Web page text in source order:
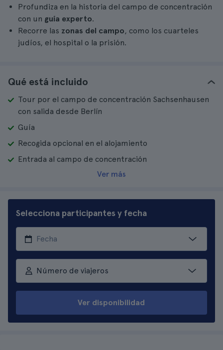
Profundiza en la historia del campo de concentración
con un guía experto.
Recorre las zonas del campo, como los cuarteles
judíos, el hospital o la prisión.
Qué está incluido
Tour por el campo de concentración Sachsenhausen
con salida desde Berlín
Guía
Recogida opcional en el alojamiento
Entrada al campo de concentración
Ver más
Selecciona participantes y fecha
Número de viajeros
Ver disponibilidad